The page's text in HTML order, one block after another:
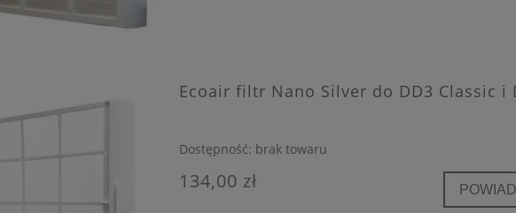
Ecoair filtr Nano Silver do DD3 Classic i
Dostępność: brak towaru
134,00 zł